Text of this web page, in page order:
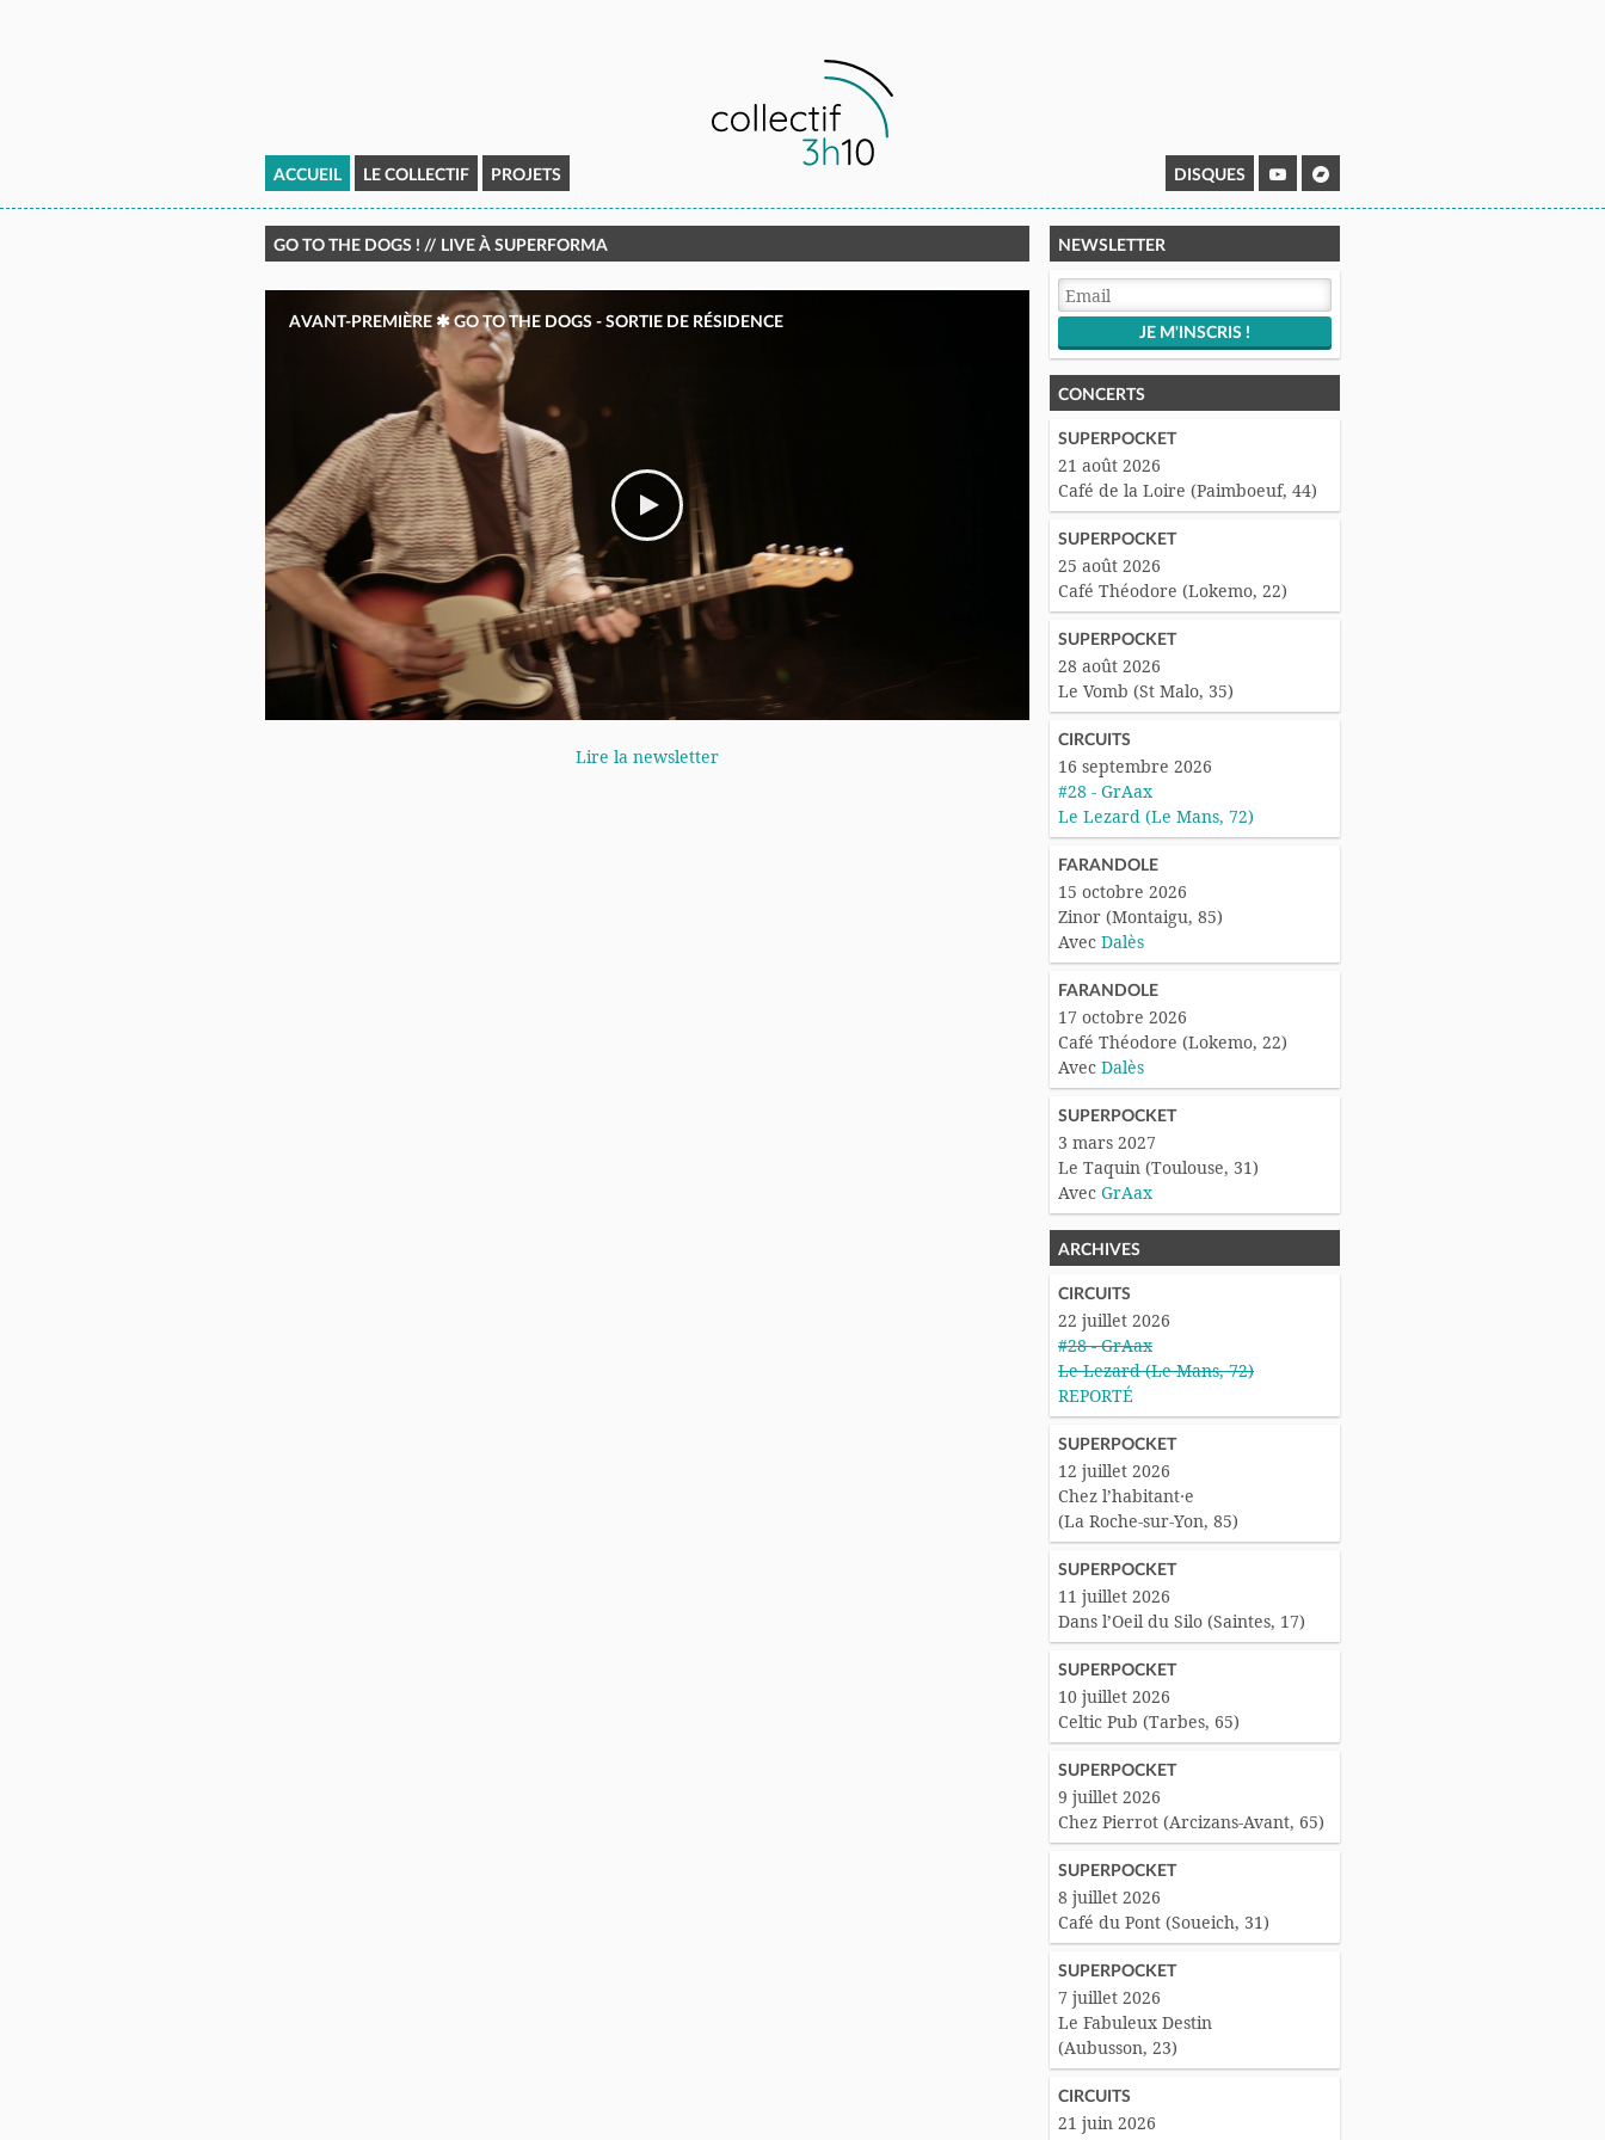
ACCUEIL LE COLLECTIF PROJETS DISQUES
GO TO THE DOGS ! // LIVE À SUPERFORMA
AVANT-PREMIÈRE ✱ GO TO THE DOGS - SORTIE DE RÉSIDENCE
Lire la newsletter
NEWSLETTER
CONCERTS
SUPERPOCKET
21 août 2026
Café de la Loire (Paimboeuf, 44)
SUPERPOCKET
25 août 2026
Café Théodore (Lokemo, 22)
SUPERPOCKET
28 août 2026
Le Vomb (St Malo, 35)
CIRCUITS
16 septembre 2026
#28 - GrAax
Le Lezard (Le Mans, 72)
FARANDOLE
15 octobre 2026
Zinor (Montaigu, 85)
Avec Dalès
FARANDOLE
17 octobre 2026
Café Théodore (Lokemo, 22)
Avec Dalès
SUPERPOCKET
3 mars 2027
Le Taquin (Toulouse, 31)
Avec GrAax
ARCHIVES
CIRCUITS
22 juillet 2026
#28 - GrAax
Le Lezard (Le Mans, 72)
REPORTÉ
SUPERPOCKET
12 juillet 2026
Chez l’habitant·e
(La Roche-sur-Yon, 85)
SUPERPOCKET
11 juillet 2026
Dans l’Oeil du Silo (Saintes, 17)
SUPERPOCKET
10 juillet 2026
Celtic Pub (Tarbes, 65)
SUPERPOCKET
9 juillet 2026
Chez Pierrot (Arcizans-Avant, 65)
SUPERPOCKET
8 juillet 2026
Café du Pont (Soueich, 31)
SUPERPOCKET
7 juillet 2026
Le Fabuleux Destin
(Aubusson, 23)
CIRCUITS
21 juin 2026